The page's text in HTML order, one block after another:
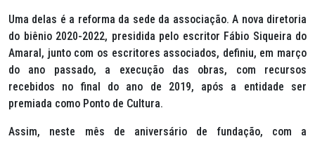
Uma delas é a reforma da sede da associação. A nova diretoria
do biênio 2020-2022, presidida pelo escritor Fábio Siqueira do
Amaral, junto com os escritores associados, definiu, em março
do ano passado, a execução das obras, com recursos
recebidos no final do ano de 2019, após a entidade ser
premiada como Ponto de Cultura.
Assim, neste mês de aniversário de fundação, com a